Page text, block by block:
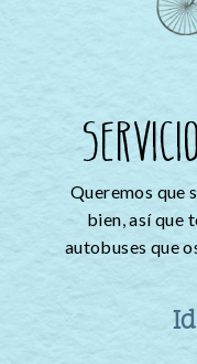
Queremos que
bien, así que
autobuses que